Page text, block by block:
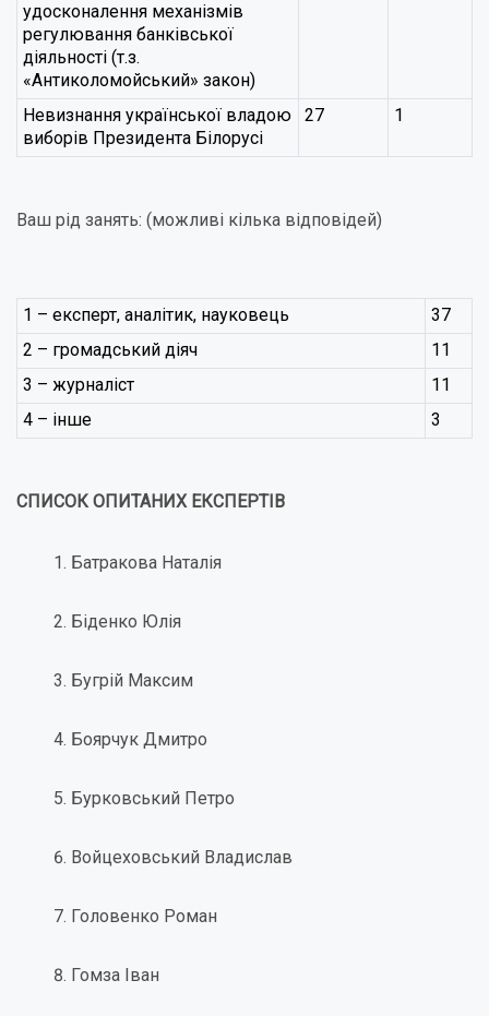
удосконалення механізмів
регулювання банківської
діяльності (т.з.
«Антиколомойський» закон)
Невизнання української владою
виборів Президента Білорусі
27 1
Ваш рід занять: (можливі кілька відповідей)
1 – експерт, аналітик, науковець
37
2 – громадський діяч
11
3 – журналіст
11
4 – інше
3
СПИСОК ОПИТАНИХ ЕКСПЕРТІВ
Батракова Наталія
Біденко Юлія
Бугрій Максим
Боярчук Дмитро
Бурковський Петро
Войцеховський Владислав
Головенко Роман
Гомза Іван